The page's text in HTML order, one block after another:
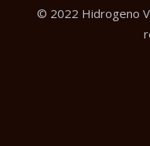
© 2022 Hidrogeno